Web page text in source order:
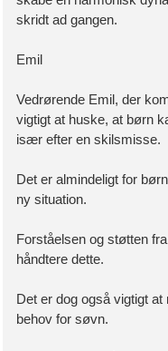
skridt ad gangen.
Emil
Vedrørende Emil, der
vigtigt at huske, at børn
især efter en skilsmisse.
Det er almindeligt for
ny situation.
Forståelsen og støtten
håndtere dette.
Det er dog også vigtigt
behov for søvn.